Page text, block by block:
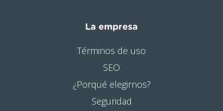
La empresa
Términos de uso
SEO
¿Porqué elegirnos?
Seguridad